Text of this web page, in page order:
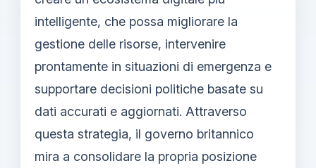
intelligente, che possa migliorare la
gestione delle risorse, intervenire
prontamente in situazioni di emergenza e
supportare decisioni politiche basate su
dati accurati e aggiornati. Attraverso
questa strategia, il governo britannico
mira a consolidare la propria posizione